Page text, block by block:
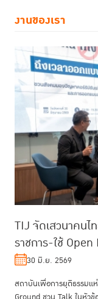
งานของเรา
TIJ จัดเสวนาคนไ
ราชการ-ใช้
30 มิ.ย. 2569
สถาบันเพื่อการยุติธรรมแ